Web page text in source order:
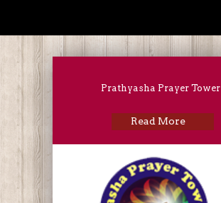
Prathyasha Prayer Tower
Read More